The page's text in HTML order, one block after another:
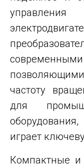
частоту
для
играет
Компактные и